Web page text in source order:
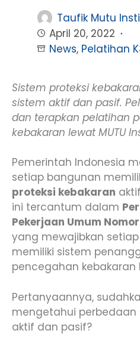
Taufik Mutu
April 20, 2022
News, Pelatihan
Sistem proteksi
sistem aktif dan pasif.
dan terapkan pelatihan
kebakaran lewat MUTU
Pemerintah Indonesia
setiap bangunan
proteksi kebakaran
ini tercantum dalam
Pekerjaan Umum
yang mewajibkan
memiliki sistem
pencegahan kebakaran
Pertanyaannya,
mengetahui perbedaan
aktif dan pasif?